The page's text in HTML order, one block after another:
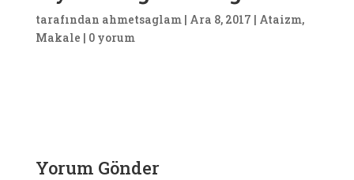
tarafından ahmetsaglam| Ara 8, 2017 | Ataizm,
Makale | 0 yorum
Yorum Gönder